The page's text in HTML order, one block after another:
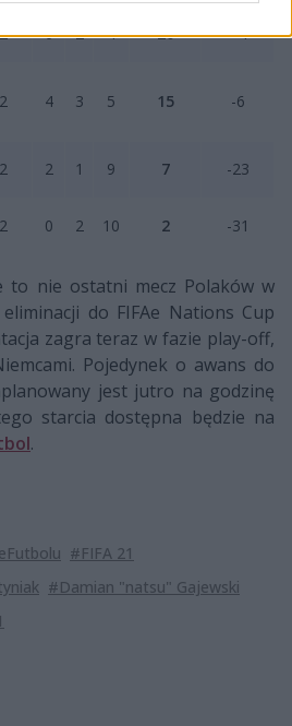
6 2 4 20 +4
4 3 5 15 -6
2 1 9 7 -23
0 2 10 2 -31
to nie ostatni mecz Polaków w
do FIFAe Nations Cup
zagra teraz w fazie play-off,
Pojedynek o awans do
jest jutro na godzinę
starcia dostępna będzie na
.
#FIFA 21
#Damian "natsu" Gajewski